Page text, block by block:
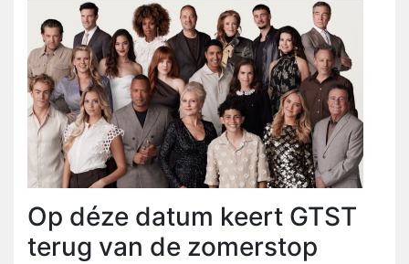
Op déze datum keert GTST
terug van de zomerstop